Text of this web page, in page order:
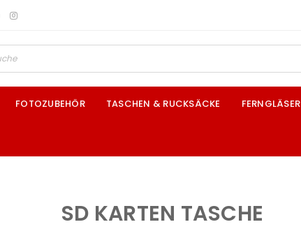
FOTOZUBEHÖR TASCHEN & RUCKSÄCKE FERNGLÄSER
SD KARTEN TASCHE